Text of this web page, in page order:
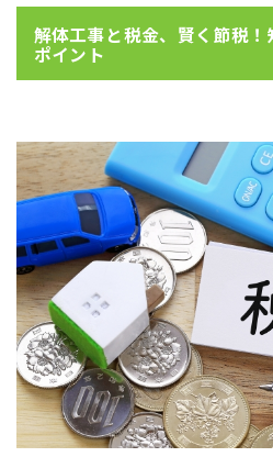
解体工事と税金、賢く節税
ポイント